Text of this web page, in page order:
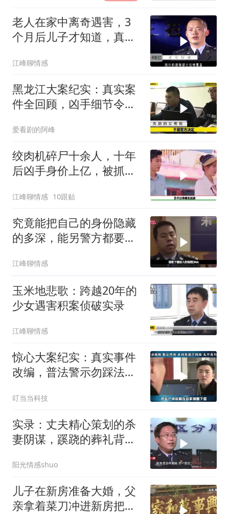
老人在家中离奇遇害，3
个月后儿子才知道，真相
江峰聊情感
黑龙江大案纪实：真实案
件全回顾，凶手细节令人
爱看剧的阿峰
绞肉机碎尸十余人，十年
后凶手身价上亿，被抓后
江峰聊情感 10跟贴
究竟能把自己的身份隐藏
的多深，能另警方都要刮
江峰聊情感
玉米地悲歌：跨越20年的
少女遇害积案侦破实录
江峰聊情感
惊心大案纪实：真实事件
改编，普法警示勿踩法律
叮当当科技
实录：丈夫精心策划的杀
妻阴谋，蹊跷的葬礼背
阳光情感shuo
儿子在新房准备大婚，父
亲拿着菜刀冲进新房把儿